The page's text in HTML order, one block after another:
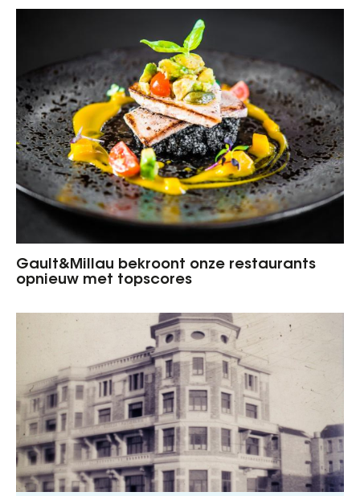
Gault&Millau bekroont onze restaurants
opnieuw met topscores